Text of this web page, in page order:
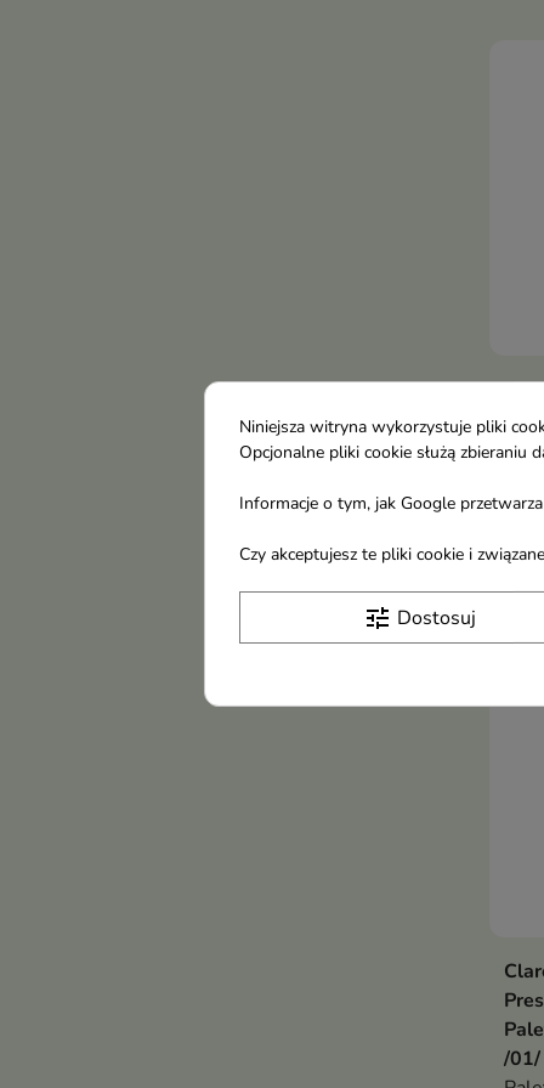
po
w
/01/
Niniejsza witryna wykorzystuje pliki
Opcjonalne pliki cookie służą
Informacje o tym, jak Google
Czy akceptujesz te pliki cookie i
tune Dostosuj